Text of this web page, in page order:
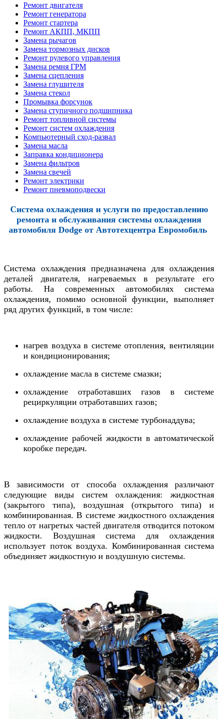
Ремонт двигателя
Ремонт генератора
Ремонт стартера
Ремонт АКПП, МКПП
Замена рычагов
Замена тормозных дисков
Ремонт рулевого управления
Замена ремня ГРМ
Замена сцепления
Замена глушителя
Замена стекол
Промывка форсунок
Замена ступичного подшипника
Ремонт топливной системы
Ремонт систем охлаждения
Компьютерный сход-развал
Замена масла
Заправка кондиционера
Замена фильтров
Замена свечей
Ремонт электрики
Ремонт пневмоподвески
Система охлаждения и услуги по предоставлению
ремонта и обслуживания системы охлаждения
автомобиля Dodge от Автотехцентра Евромобиль
Система охлаждения предназначена для охлаждения
деталей двигателя, нагреваемых в результате его
работы. На современных автомобилях система
охлаждения, помимо основной функции, выполняет
ряд других функций, в том числе:
нагрев воздуха в системе отопления, вентиляции
и кондиционирования;
охлаждение масла в системе смазки;
охлаждение отработавших газов в системе
рециркуляции отработавших газов;
охлаждение воздуха в системе турбонаддува;
охлаждение рабочей жидкости в автоматической
коробке передач.
В зависимости от способа охлаждения различают
следующие виды систем охлаждения: жидкостная
(закрытого типа), воздушная (открытого типа) и
комбинированная. В системе жидкостного охлаждения
тепло от нагретых частей двигателя отводится потоком
жидкости. Воздушная система для охлаждения
использует поток воздуха. Комбинированная система
объединяет жидкостную и воздушную системы.